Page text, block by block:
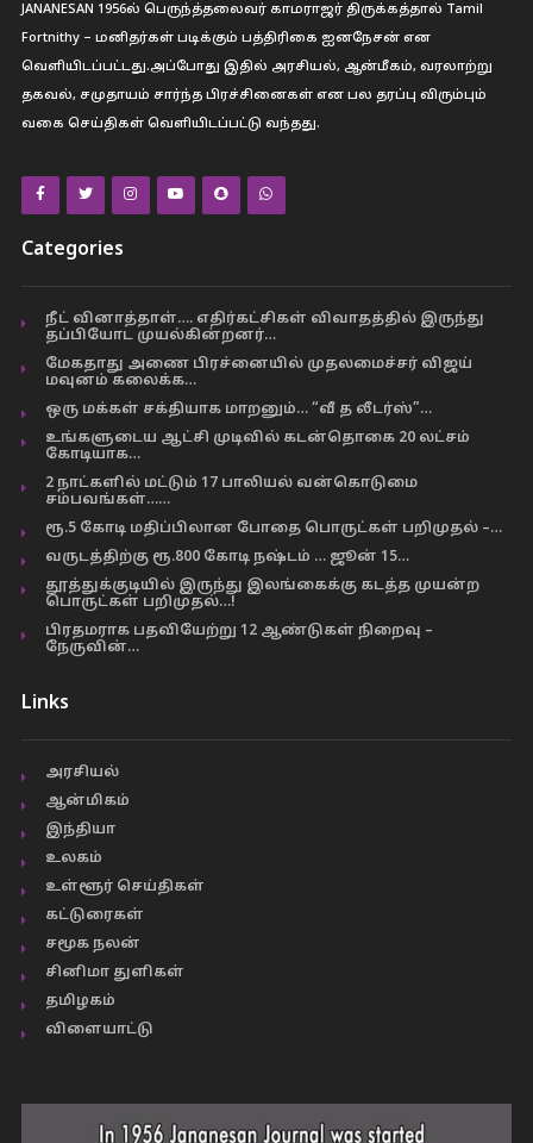
JANANESAN 1956ல் பெருந்த்தலைவர் காமராஜர் திருக்கத்தால் Tamil
Fortnithy – மனிதர்கள் படிக்கும் பத்திரிகை ஐனநேசன் என
வெளியிடப்பட்டது.அப்போது இதில் அரசியல், ஆன்மீகம், வரலாற்று
தகவல், சமுதாயம் சார்ந்த பிரச்சினைகள் என பல தரப்பு விரும்பும்
வகை செய்திகள் வெளியிடப்பட்டு வந்தது.
Categories
நீட் வினாத்தாள்…. எதிர்கட்சிகள் விவாதத்தில் இருந்து
தப்பியோட முயல்கின்றனர்…
மேகதாது அணை பிரச்னையில் முதலமைச்சர் விஜய்
மவுனம் கலைக்க…
ஒரு மக்கள் சக்தியாக மாறனும்… “வீ த லீடர்ஸ்”…
உங்களுடைய ஆட்சி முடிவில் கடன்தொகை 20 லட்சம்
கோடியாக…
2 நாட்களில் மட்டும் 17 பாலியல் வன்கொடுமை
சம்பவங்கள்……
ரூ.5 கோடி மதிப்பிலான போதை பொருட்கள் பறிமுதல் –…
வருடத்திற்கு ரூ.800 கோடி நஷ்டம் … ஜூன் 15…
தூத்துக்குடியில் இருந்து இலங்கைக்கு கடத்த முயன்ற
பொருட்கள் பறிமுதல்…!
பிரதமராக பதவியேற்று 12 ஆண்டுகள் நிறைவு –
நேருவின்…
Links
அரசியல்
ஆன்மிகம்
இந்தியா
உலகம்
உள்ளூர் செய்திகள்
கட்டுரைகள்
சமூக நலன்
சினிமா துளிகள்
தமிழகம்
விளையாட்டு